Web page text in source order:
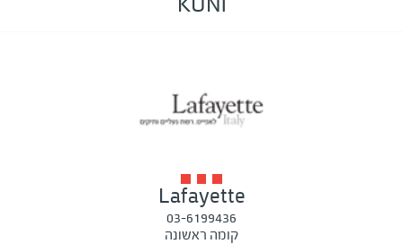
KUNI
Lafayette
03-6199436
קומה ראשונה